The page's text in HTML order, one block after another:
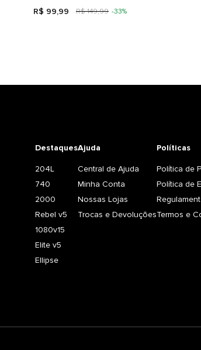
R$ 99,99 R$ 149,99 -33%
Destaques
204L
740
2000
Rebel v5
1080v15
Elite v5
Ellipse
Ajuda
Central de Ajuda
Minha Conta
Nossas Lojas
Trocas e Devoluções
Políticas
Política de
Política de
Termos e